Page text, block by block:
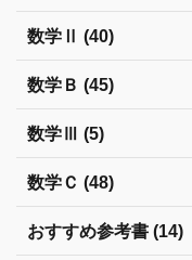
数学Ⅱ (40)
数学Ｂ (45)
数学Ⅲ (5)
数学Ｃ (48)
おすすめ参考書 (14)